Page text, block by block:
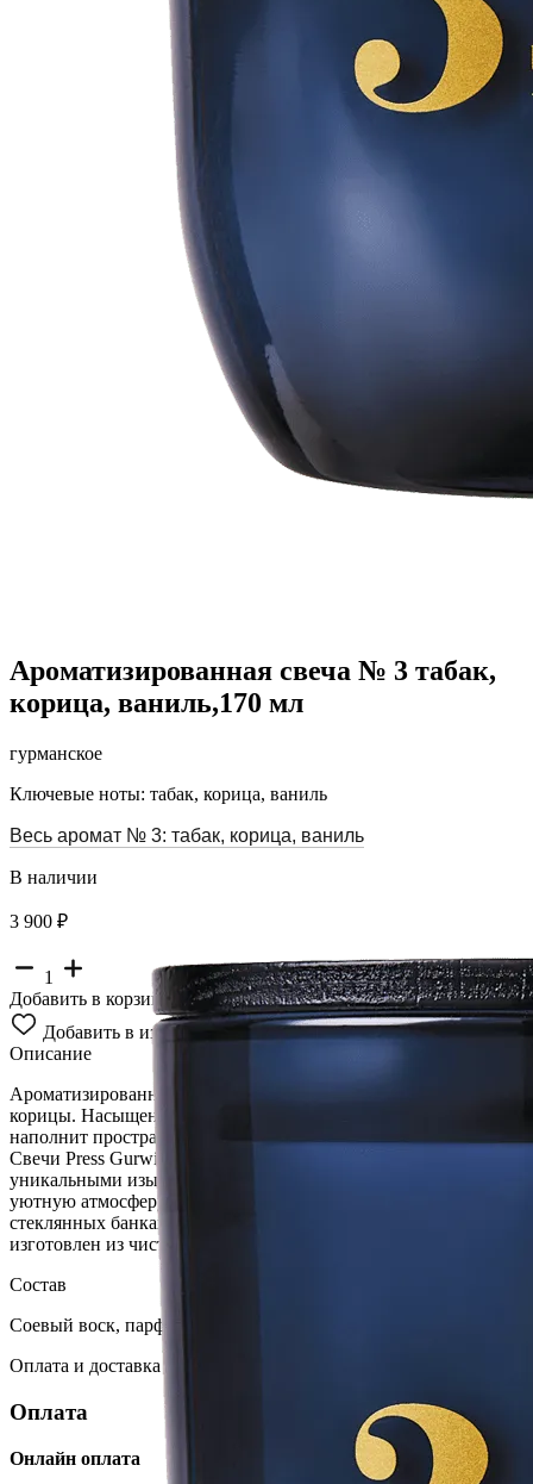
Ароматизированная свеча № 3 табак,
корица, ваниль,170 мл
гурманское
Ключевые ноты: табак, корица, ваниль
Весь аромат № 3: табак, корица, ваниль
В наличии
3 900 ₽
1
Добавить в корзину
Добавить в избранное
Описание
Ароматизированная свеча №3 с нотами табака, ванили и
корицы. Насыщенный и притягательный теплый бленд
наполнит пространство чувственным настроением.
Свечи Press Gurwitz Perfumerie наполнят ваше пространство
уникальными изысканными ароматами и создадут теплую
уютную атмосферу. Они представлены в солидных
стеклянных банках. На 100% состоят из соевого воска, фитиль
изготовлен из чистого хлопка. Свечи отливаются вручную.
Состав
Соевый воск, парфюмерная композиция
Оплата и доставка
Оплата
Онлайн оплата